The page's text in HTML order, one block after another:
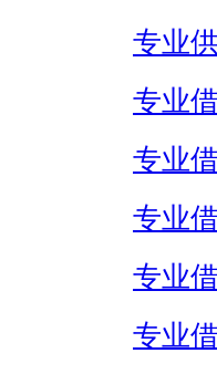
专业
专业
专业
专业
专业
专业